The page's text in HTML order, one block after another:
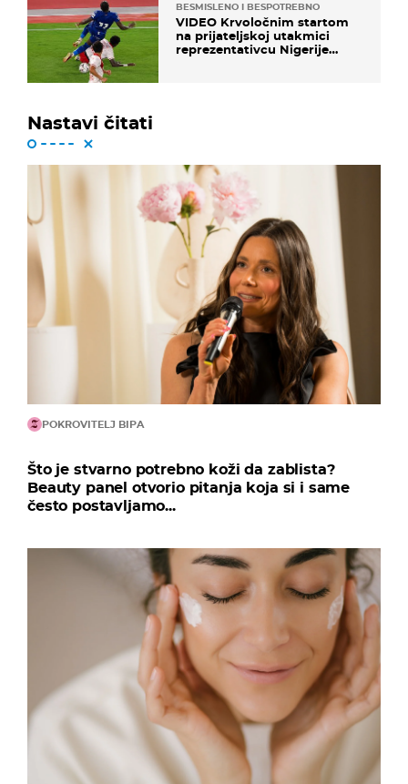
BESMISLENO I BESPOTREBNO
VIDEO Krvoločnim startom
na prijateljskoj utakmici
reprezentativcu Nigerije
Nastavi čitati
POKROVITELJ BIPA
Što je stvarno potrebno koži da zablista?
Beauty panel otvorio pitanja koja si i same
često postavljamo...